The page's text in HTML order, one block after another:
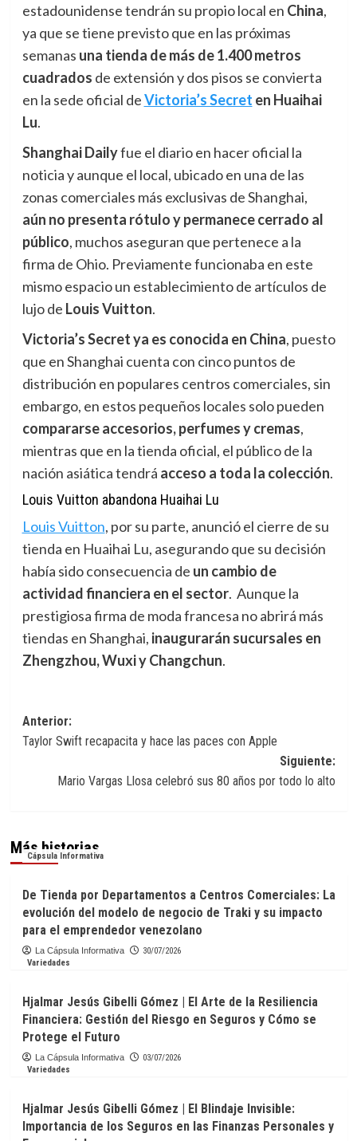
estadounidense tendrán su propio local en China,
ya que se tiene previsto que en las próximas
semanas una tienda de más de 1.400 metros
cuadrados de extensión y dos pisos se convierta
en la sede oficial deVictoria’s Secret en Huaihai
Lu.
Shanghai Dailyfue el diario en hacer oficial la
noticia y aunque el local, ubicado en una de las
zonas comerciales más exclusivas de Shanghai,
aún no presenta rótulo y permanece cerrado al
público, muchos aseguran que pertenece a la
firma de Ohio. Previamente funcionaba en este
mismo espacio un establecimiento de artículos de
lujo de Louis Vuitton.
Victoria’s Secret ya es conocida en China, puesto
que en Shanghai cuenta con cinco puntos de
distribución en populares centros comerciales, sin
embargo, en estos pequeños locales solo pueden
compararse accesorios, perfumes y cremas,
mientras que en la tienda oficial, el público de la
nación asiática tendrá acceso a toda la colección.
Louis Vuitton abandona Huaihai Lu
Louis Vuitton, por su parte, anunció el cierre de su
tienda en Huaihai Lu, asegurando que su decisión
había sido consecuencia de un cambio de
actividad financiera en el sector. Aunque la
prestigiosa firma de moda francesa no abrirá más
tiendas en Shanghai, inaugurarán sucursales en
Zhengzhou, Wuxi y Changchun.
Navegación
de
entradas
Anterior:
Taylor Swift recapacita y hace las paces con Apple
Siguiente:
Mario Vargas Llosa celebró sus 80 años por todo lo alto
Más historias
Cápsula Informativa
De Tienda por Departamentos a Centros Comerciales: La
evolución del modelo de negocio de Traki y su impacto
para el emprendedor venezolano
La Cápsula Informativa
30/07/2026
Variedades
Hjalmar Jesús Gibelli Gómez | El Arte de la Resiliencia
Financiera: Gestión del Riesgo en Seguros y Cómo se
Protege el Futuro
La Cápsula Informativa
03/07/2026
Variedades
Hjalmar Jesús Gibelli Gómez | El Blindaje Invisible:
Importancia de los Seguros en las Finanzas Personales y